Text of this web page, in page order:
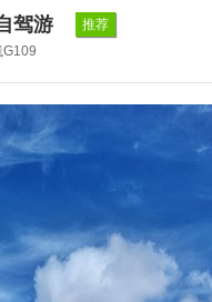
驾游
推荐
G109